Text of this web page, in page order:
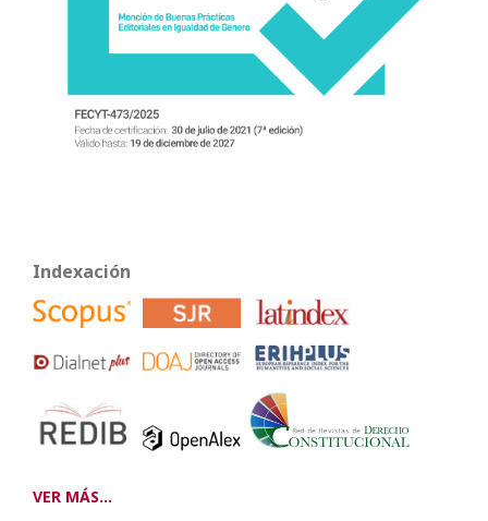
Indexación
VER MÁS...